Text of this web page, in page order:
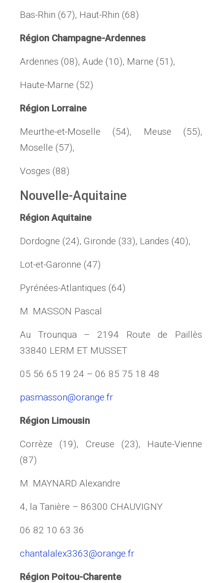
Bas-Rhin (67), Haut-Rhin (68)
Région Champagne-Ardennes
Ardennes (08), Aude (10), Marne (51),
Haute-Marne (52)
Région Lorraine
Meurthe-et-Moselle (54), Meuse (55),
Moselle (57),
Vosges (88)
Nouvelle-Aquitaine
Région Aquitaine
Dordogne (24), Gironde (33), Landes (40),
Lot-et-Garonne (47)
Pyrénées-Atlantiques (64)
M. MASSON Pascal
Au Trounqua – 2194 Route de Paillès
33840 LERM ET MUSSET
05 56 65 19 24 – 06 85 75 18 48
pasmasson@orange.fr
Région Limousin
Corrèze (19), Creuse (23), Haute-Vienne
(87)
M. MAYNARD Alexandre
4, la Tanière – 86300 CHAUVIGNY
06 82 10 63 36
chantalalex3363@orange.fr
Région Poitou-Charente